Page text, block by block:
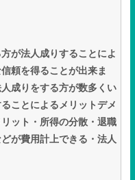
が法人成りすることによ
頼を得ることが出来ま
成りをする方が数多くい
ことによるメリットデメ
ット・所得の分散・退職
が費用計上できる・法人